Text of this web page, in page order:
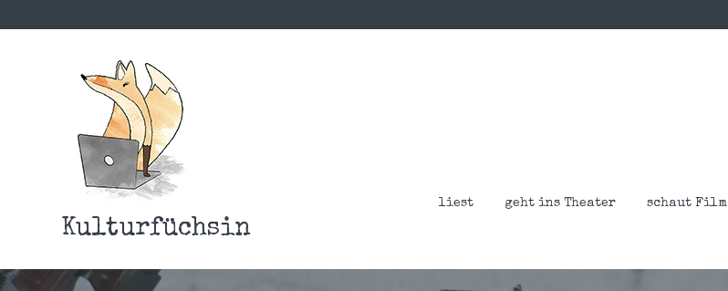
Kulturfüchsin
liest geht ins Theater schaut Film